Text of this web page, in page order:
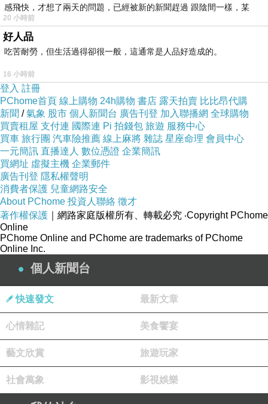
感飛快，才想了兩天的問題，已經被新的新聞趕過 跟陰間一樣，某
20 小時前
好人品
吃苦耐勞，但生活過得卻很一般，這通常是人品好造成的。
16 小時前
登入 註冊
PChome首頁 線上購物 24h購物 書店 露天拍賣 比比昂代購
新聞 /氣象 股市 個人新聞台 廣告刊登 加入聯播網 全球購物
買賣租屋 支付連 國際連 Pi 拍錢包 旅遊 服務中心
買車 旅行團 汽車險推薦 線上麻將 雜誌 星座命理 會員中心
一元簡訊 直播達人 數位憑證 企業簡訊
買網址 虛擬主機 企業郵件
廣告刊登 隱私權聲明
消費者保護 兒童網路安全
About PChome 投資人聯絡 徵才
著作權保護 ｜網路家庭版權所有、轉載必究 ‧Copyright PChome
Online
PChome Online and PChome are trademarks of PChome
Online Inc.
個人新聞台
快速發文 最新文章
心情雜記 美食饗宴
藝文欣賞 旅遊玩家
社會萬象 影視娛樂